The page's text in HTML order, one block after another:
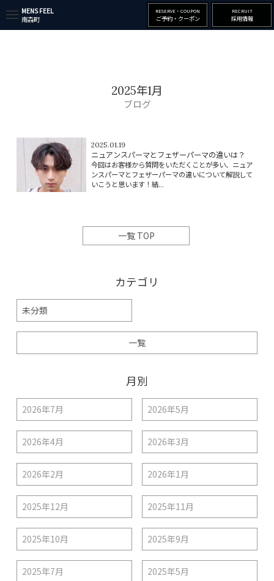
MENS FEEL
南森町
RESERVE・COUPON
ご予約・クーポン
RECRUIT
採用情報
2025年1月
ブログ
2025.01.19
ニュアンスパーマとフェザーパーマの違いは？
今回はお客様から質問をいただくことが多い、ニュア
ンスパーマとフェザーパーマの違いについて解説して
いこうと思います！結...
一覧 TOP
カテゴリ
未分類
一覧
月別
2026年7月 2026年5月
2026年4月 2026年3月
2026年2月 2026年1月
2025年12月 2025年11月
2025年10月 2025年9月
2025年7月 2025年5月
t
g